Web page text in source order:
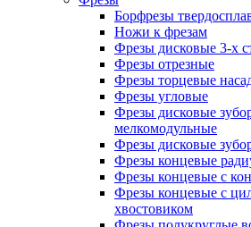
Борфрезы
Ножи к фрезам
Фрезы дисковые 3-х
Фрезы отрезные
Фрезы торцевые
Фрезы угловые
Фрезы дисковые
мелкомодульные
Фрезы дисковые
Фрезы концевые
Фрезы концевые с
Фрезы концевые с
хвостовиком